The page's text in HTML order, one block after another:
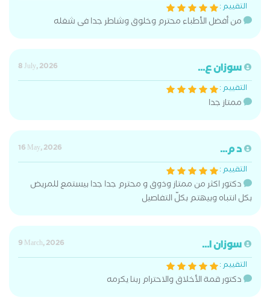
التقييم :
من أفضل الأطباء محترم وخلوق وشاطر جدا فى شغله
سوزان ع...
8 July, 2026
التقييم :
ممتاز جدا
د م...
16 May, 2026
التقييم :
دكتور اكثر من ممتاز وذوق و محترم جدا جدا بيستمع للمريض
بكل انتباه وبيهتم بكلّ التفاصيل
سوزان ا...
9 March, 2026
التقييم :
دكتور قمة الأخلاق والاحترام ربنا يكرمه